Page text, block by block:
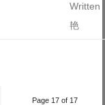
Written
艳
Page 17 of 17